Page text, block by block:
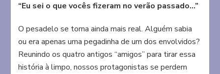
“Eu sei o que vocês fizeram no verão passado…”
O pesadelo se torna ainda mais real. Alguém sabia
ou era apenas uma pegadinha de um dos envolvidos?
Reunindo os quatro antigos “amigos” para tirar essa
história à limpo, nossos protagonistas se perdem